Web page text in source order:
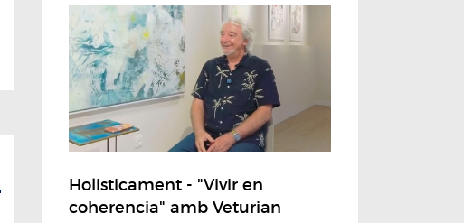
Holisticament - "Vivir en
coherencia" amb Veturian